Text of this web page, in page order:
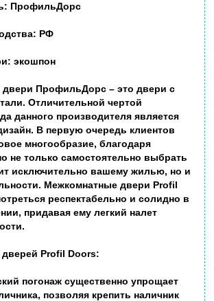
ПрофильДорс
РФ
экошпон
ПрофильДорс – это двери с
Отличительной чертой
данного производителя является
В первую очередь клиентов
многообразие, благодаря
не только самостоятельно выбрать
исключительно вашему жилью, но и
Межкомнатные двери Profil
респектабельно и солидно в
придавая ему легкий налет
Profil Doors:
погонаж существенно упрощает
позволяя крепить наличник